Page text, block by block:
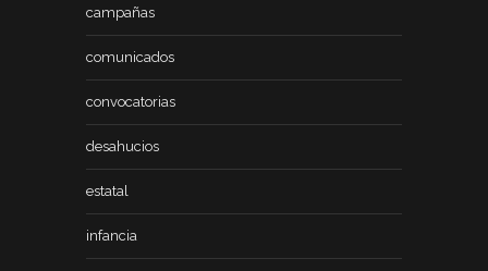
campañas
comunicados
convocatorias
desahucios
estatal
infancia